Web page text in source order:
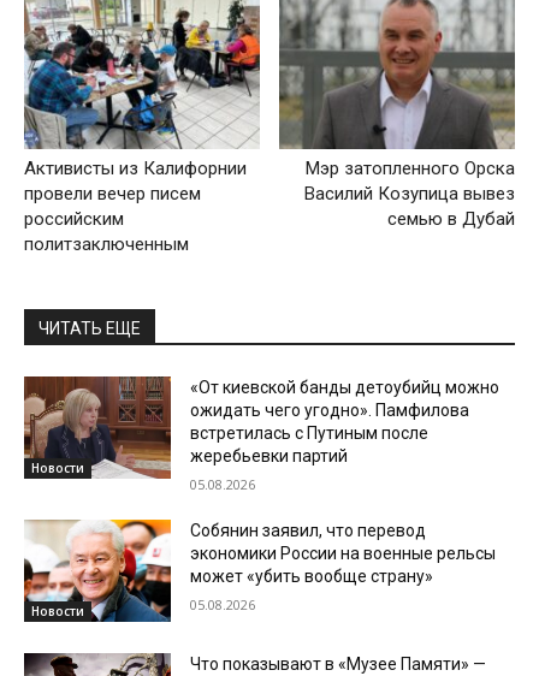
Активисты из Калифорнии
провели вечер писем
российским
политзаключенным
Мэр затопленного Орска
Василий Козупица вывез
семью в Дубай
ЧИТАТЬ ЕЩЕ
Новости
«От киевской банды детоубийц можно
ожидать чего угодно». Памфилова
встретилась с Путиным после
жеребьевки партий
05.08.2026
Новости
Собянин заявил, что перевод
экономики России на военные рельсы
может «убить вообще страну»
05.08.2026
Что показывают в «Музее Памяти» —